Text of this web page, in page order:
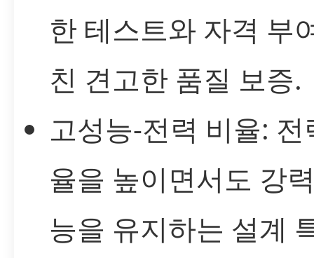
한 테스트와 자격 부
친 견고한 품질 보증.
고성능-전력 비율: 전
율을 높이면서도 강
능을 유지하는 설계